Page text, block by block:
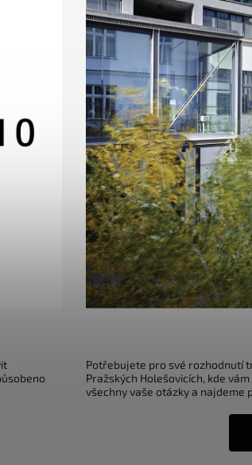
Potřebujete pro své rozhodnutí
Pražských Holešovicích, kde
všechny vaše otázky a najdeme